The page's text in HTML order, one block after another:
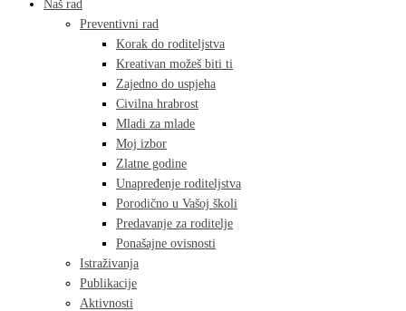
Naš rad
Preventivni rad
Korak do roditeljstva
Kreativan možeš biti ti
Zajedno do uspjeha
Civilna hrabrost
Mladi za mlade
Moj izbor
Zlatne godine
Unapređenje roditeljstva
Porodično u Vašoj školi
Predavanje za roditelje
Ponašajne ovisnosti
Istraživanja
Publikacije
Aktivnosti